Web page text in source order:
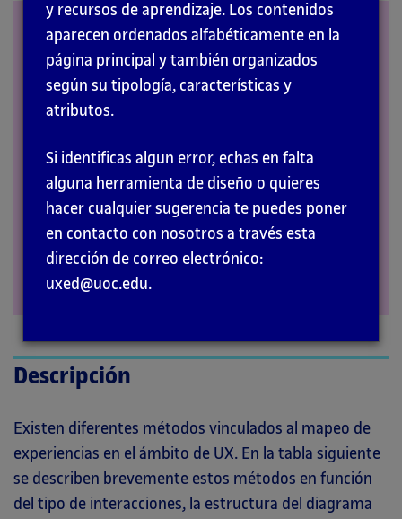
Mapeo de experiencias
RECURSOS
Descripción
Existen diferentes métodos vinculados al mapeo de
experiencias en el ámbito de UX. En la tabla siguiente
se describen brevemente estos métodos en función
del tipo de interacciones, la estructura del diagrama
y recursos de aprendizaje. Los contenidos
aparecen ordenados alfabéticamente en la
página principal y también organizados
según su tipología, características y
atributos.
Si identificas algun error, echas en falta
alguna herramienta de diseño o quieres
hacer cualquier sugerencia te puedes poner
en contacto con nosotros a través esta
dirección de correo electrónico:
uxed@uoc.edu.